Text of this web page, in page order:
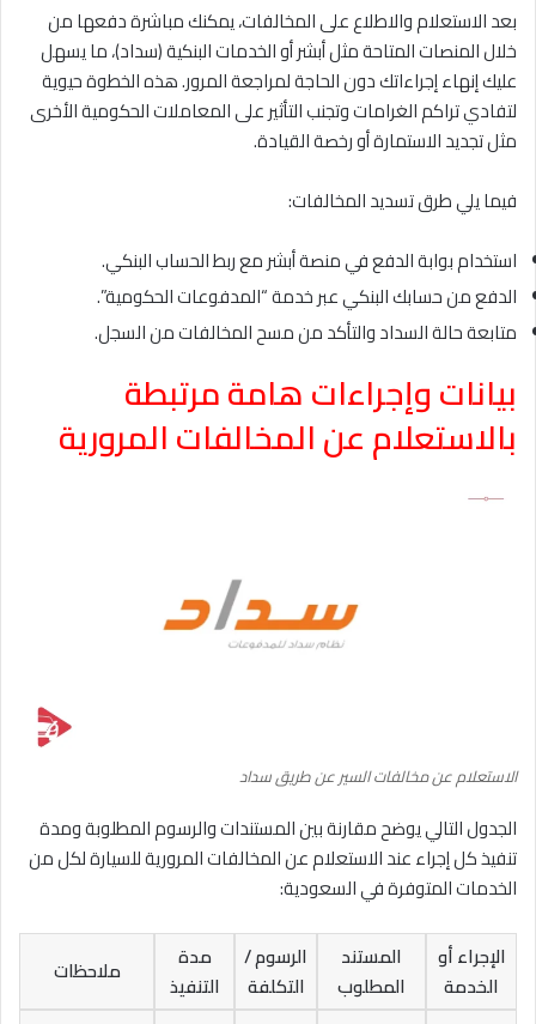
بعد الاستعلام والاطلاع على المخالفات، يمكنك مباشرة دفعها من
خلال المنصات المتاحة مثل أبشر أو الخدمات البنكية (سداد)، ما يسهل
عليك إنهاء إجراءاتك دون الحاجة لمراجعة المرور. هذه الخطوة حيوية
لتفادي تراكم الغرامات وتجنب التأثير على المعاملات الحكومية الأخرى
مثل تجديد الاستمارة أو رخصة القيادة.
فيما يلي طرق تسديد المخالفات:
استخدام بوابة الدفع في منصة أبشر مع ربط الحساب البنكي.
الدفع من حسابك البنكي عبر خدمة “المدفوعات الحكومية”.
متابعة حالة السداد والتأكد من مسح المخالفات من السجل.
بيانات وإجراءات هامة مرتبطة
بالاستعلام عن المخالفات المرورية
الاستعلام عن مخالفات السير عن طريق سداد
الجدول التالي يوضح مقارنة بين المستندات والرسوم المطلوبة ومدة
تنفيذ كل إجراء عند الاستعلام عن المخالفات المرورية للسيارة لكل من
الخدمات المتوفرة في السعودية:
الإجراء أو
الخدمة
المستند
المطلوب
الرسوم /
التكلفة
مدة
التنفيذ
ملاحظات